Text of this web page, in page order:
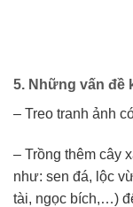
5. Những vấn đề
– Treo tranh ảnh
– Trồng thêm cây
như: sen đá, lộc
tài, ngọc bích,…)